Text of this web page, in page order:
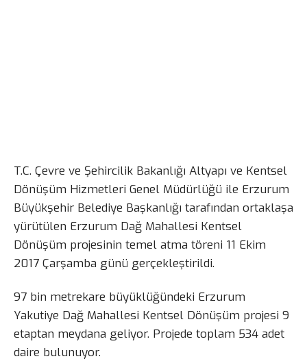
T.C. Çevre ve Şehircilik Bakanlığı Altyapı ve Kentsel
Dönüşüm Hizmetleri Genel Müdürlüğü ile Erzurum
Büyükşehir Belediye Başkanlığı tarafından ortaklaşa
yürütülen Erzurum Dağ Mahallesi Kentsel
Dönüşüm projesinin temel atma töreni 11 Ekim
2017 Çarşamba günü gerçekleştirildi.
97 bin metrekare büyüklüğündeki Erzurum
Yakutiye Dağ Mahallesi Kentsel Dönüşüm projesi 9
etaptan meydana geliyor. Projede toplam 534 adet
daire bulunuyor.